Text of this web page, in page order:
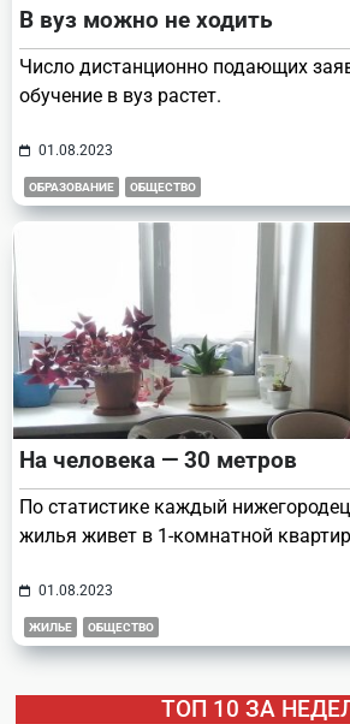
В вуз можно не ходить
Число дистанционно подающих
обучение в вуз растет.
01.08.2023
ОБРАЗОВАНИЕ ОБЩЕСТВО
На человека — 30 метров
По статистике каждый
жилья живет в 1-комнатной
01.08.2023
ЖИЛЬЕ ОБЩЕСТВО
ТОП 10 ЗА